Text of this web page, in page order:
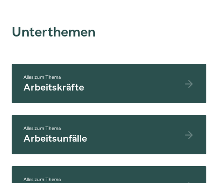
Unterthemen
Arbeitskräfte
Alles zum Thema
Arbeitsunfälle
Alles zum Thema
Alles zum Thema